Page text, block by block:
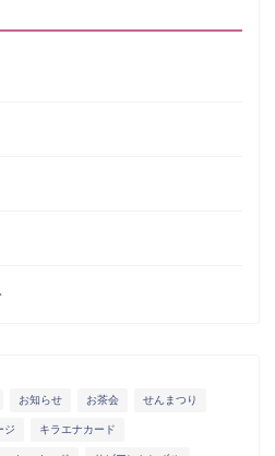
お知らせ お茶会 せんまつり
ジ キラエナカード